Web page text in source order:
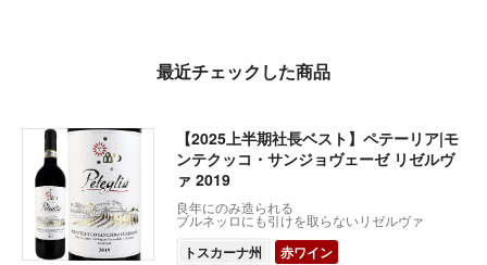
最近チェックした商品
【2025上半期社長ベスト】ペテーリア|モ
ンテクッコ・サンジョヴェーゼ リゼルヴ
ァ 2019
良年にのみ造られる
ブルネッロにも引けを取らないリゼルヴァ
トスカーナ州 赤ワイン